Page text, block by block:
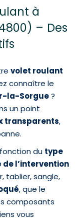
à
– Des
volet roulant
connaître le
la-Sorgue?
un point
transparents,
du type
l’intervention
tablier, sangle,
, que le
composants
vous